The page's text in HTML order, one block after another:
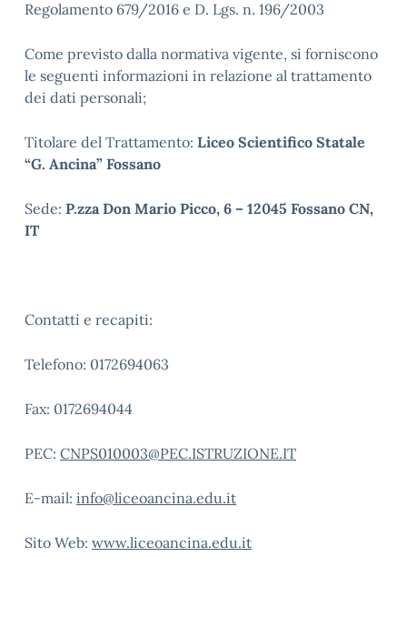
Regolamento 679/2016 e D. Lgs. n. 196/2003
Come previsto dalla normativa vigente, si forniscono
le seguenti informazioni in relazione al trattamento
dei dati personali;
Titolare del Trattamento: Liceo Scientifico Statale
“G. Ancina” Fossano
Sede: P.zza Don Mario Picco, 6 – 12045 Fossano CN,
IT
Contatti e recapiti:
Telefono: 0172694063
Fax: 0172694044
PEC: CNPS010003@PEC.ISTRUZIONE.IT
E-mail: info@liceoancina.edu.it
Sito Web: www.liceoancina.edu.it